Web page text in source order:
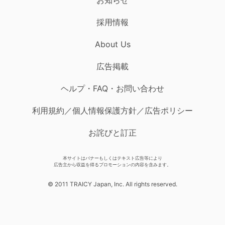
採用情報
About Us
広告掲載
ヘルプ・FAQ・お問い合わせ
利用規約／個人情報保護方針／広告ポリシー
お詫びと訂正
本サイトはバナーもしくはテキスト広告等により
広告主から収益を得るプロモーションの内容を含みます。
© 2011 TRAICY Japan, Inc. All rights reserved.